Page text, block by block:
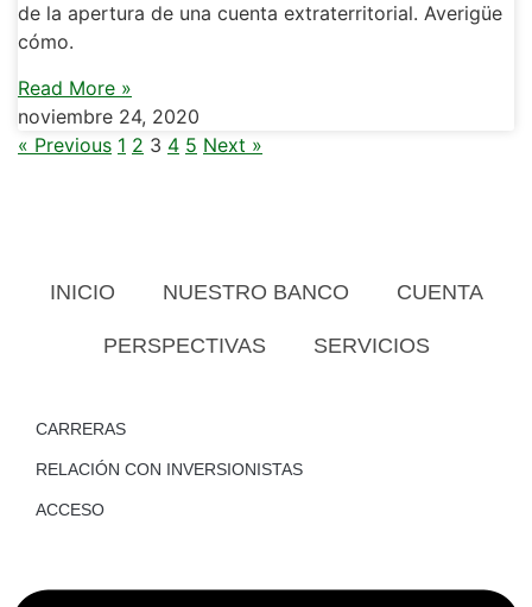
de la apertura de una cuenta extraterritorial. Averigüe
cómo.
Read More »
noviembre 24, 2020
« Previous 1 2 3 4 5 Next »
INICIO NUESTRO BANCO CUENTA
PERSPECTIVAS SERVICIOS
CARRERAS
RELACIÓN CON INVERSIONISTAS
ACCESO